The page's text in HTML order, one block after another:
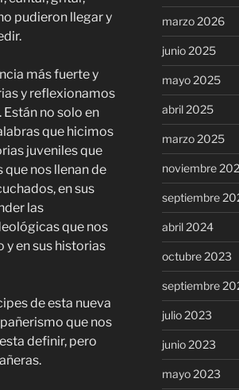
pudieron llegar y
más fuerte y
y reflexionamos
no solo en
que hicimos
juveniles que
que nos llenan de
en sus
las
que nos
y en sus historias
de esta nueva
que nos
definir, pero
marzo 2026
junio 2025
mayo 2025
abril 2025
marzo 2025
noviembre
septiembre
abril 2024
octubre 2023
septiembre
julio 2023
junio 2023
mayo 2023